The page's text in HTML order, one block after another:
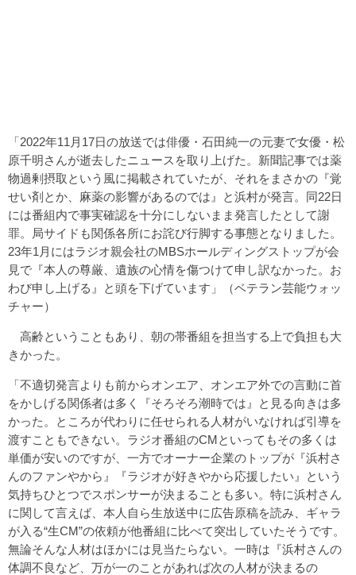
「2022年11月17日の放送では俳優・石田純一の元妻で女優・松
原千明さんが逝去したニュースを取り上げた。新聞記事では薬
物過剰摂取という風に掲載されていたが、それをまさかの『覚
せい剤とか、麻薬の影響があるのでは』と浜村が発言。同22日
には番組内で事実確認を十分にしないまま発言したとして謝
罪。局サイドも関係各所にお詫び行脚する事態となりました。
23年1月にはラジオ親会社のMBSホールディングストップが会
見で『本人の尊厳、遺族の心情を傷つけて申し訳なかった。お
わび申し上げる』と頭を下げています」（ベテラン芸能ウォッ
チャー）
高齢ということもあり、朝の帯番組を担当する上で負担も大
きかった。
「不適切発言よりも前からオンエア、オンエア外での言動に首
をかしげる関係者は多く『そろそろ潮時では』と見る向きは多
かった。ところが代わりに任せられる人材がいなければ引導を
渡すこともできない。ラジオ番組のCMといってもその多くは
単価が安いのですが、一方でオーナー企業のトップが『浜村さ
んのファンやから』『ラジオが好きやから応援したい』という
気持ちひとつでスポンサーが決まることも多い。特に浜村さん
に関して言えば、本人自ら生放送中に広告原稿を読み、ギャラ
が入る“生CM”の依頼が他番組に比べて突出していたそうです。
無論そんな人材はほかには見当たらない。一時は『浜村さんの
体調不良など、万が一のことがあれば次の人材が決まるの